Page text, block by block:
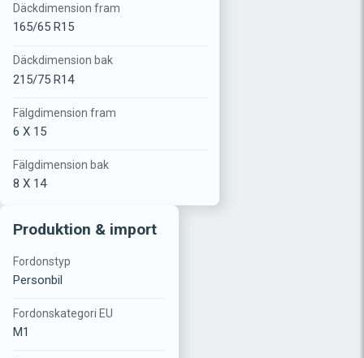
Däckdimension fram
165/65 R15
Däckdimension bak
215/75 R14
Fälgdimension fram
6 X 15
Fälgdimension bak
8 X 14
Produktion & import
Fordonstyp
Personbil
Fordonskategori EU
M1